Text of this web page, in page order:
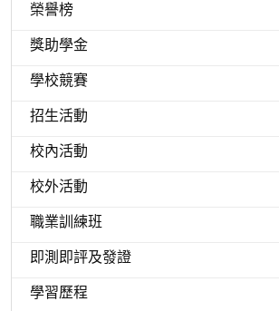
榮譽榜
獎助學金
學校競賽
招生活動
校內活動
校外活動
職業訓練班
即測即評及發證
學習歷程